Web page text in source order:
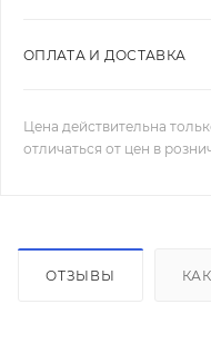
ОПЛАТА И ДОСТАВКА
Цена действительна
отличаться от цен в
ОТЗЫВЫ